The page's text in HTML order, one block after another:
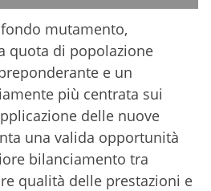
mutamento,
quota di popolazione
e un
più centrata sui
delle nuove
una valida opportunità
bilanciamento tra
qualità delle prestazioni e